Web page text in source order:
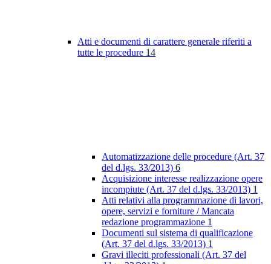
Atti e documenti di carattere generale riferiti a
tutte le procedure 14
Automatizzazione delle procedure (Art. 37
del d.lgs. 33/2013) 6
Acquisizione interesse realizzazione opere
incompiute (Art. 37 del d.lgs. 33/2013) 1
Atti relativi alla programmazione di lavori,
opere, servizi e forniture / Mancata
redazione programmazione 1
Documenti sul sistema di qualificazione
(Art. 37 del d.lgs. 33/2013) 1
Gravi illeciti professionali (Art. 37 del